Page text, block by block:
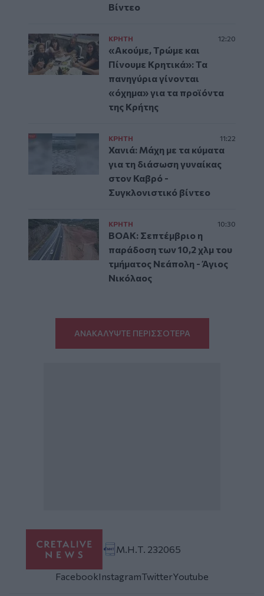
Βίντεο
ΚΡΗΤΗ 12:20
«Ακούμε, Τρώμε και
Πίνουμε Κρητικά»: Τα
πανηγύρια γίνονται
«όχημα» για τα προϊόντα
της Κρήτης
ΚΡΗΤΗ 11:22
Χανιά: Μάχη με τα κύματα
για τη διάσωση γυναίκας
στον Καβρό -
Συγκλονιστικό βίντεο
ΚΡΗΤΗ 10:30
ΒΟΑΚ: Σεπτέμβριο η
παράδοση των 10,2 χλμ του
τμήματος Νεάπολη - Άγιος
Νικόλαος
ΑΝΑΚΑΛΥΨΤΕ ΠΕΡΙΣΣΟΤΕΡΑ
Μ.Η.Τ. 232065
FacebookInstagramTwitterYoutube